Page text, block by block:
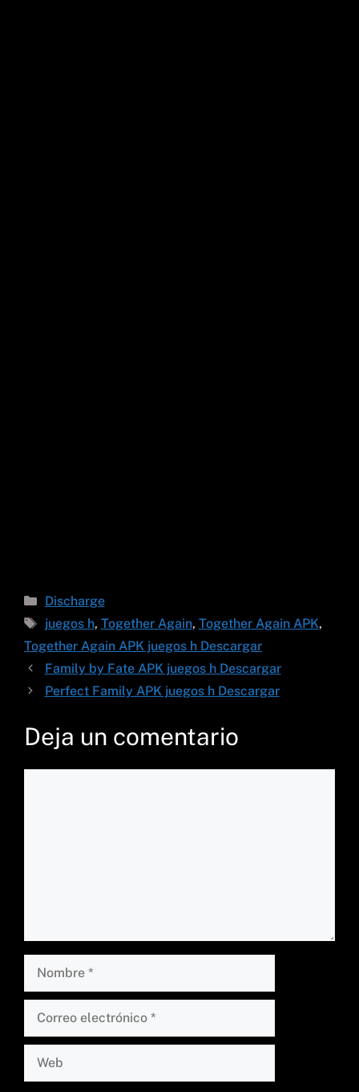
Categorías
Discharge
Etiquetas
juegos h, Together Again, Together Again APK,
Together Again APK juegos h Descargar
Family by Fate APK juegos h Descargar
Perfect Family APK juegos h Descargar
Deja un comentario
electrónico